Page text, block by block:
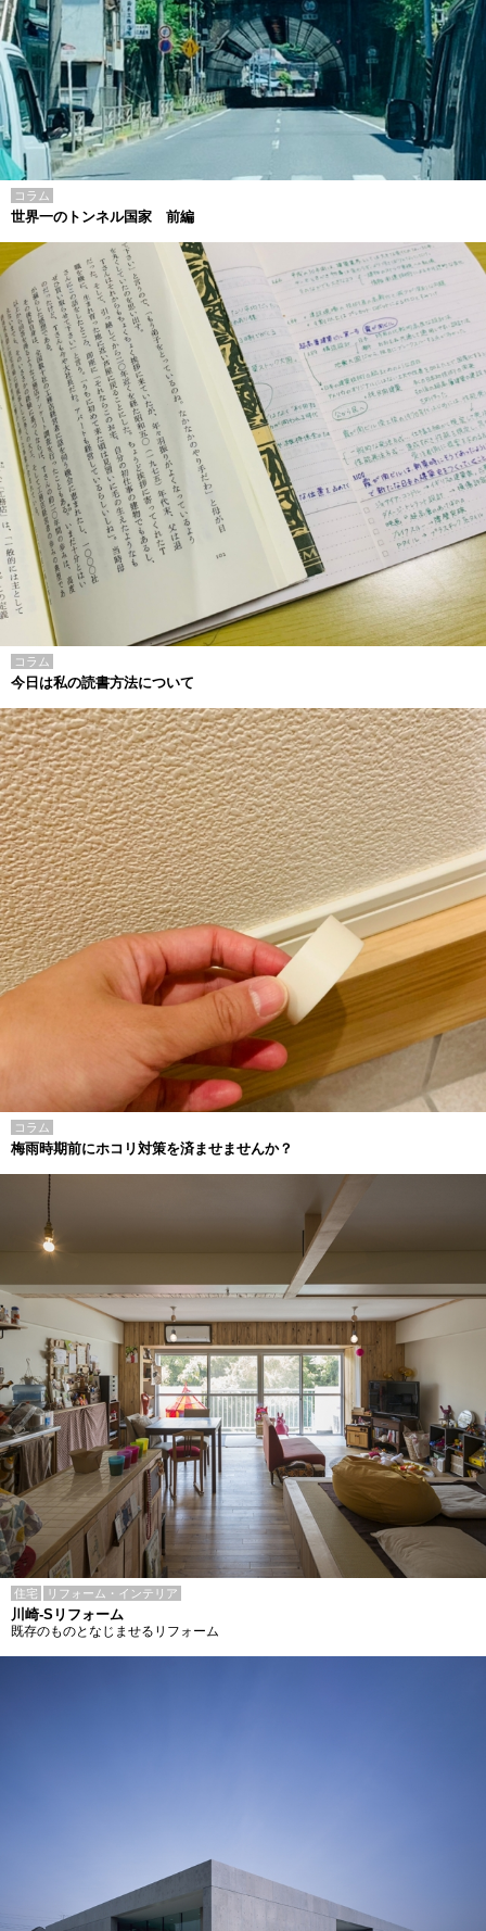
コラム
世界一のトンネル国家 前編
コラム
今日は私の読書方法について
コラム
梅雨時期前にホコリ対策を済ませませんか？
住宅 リフォーム・インテリア
川崎-Sリフォーム
既存のものとなじませるリフォーム